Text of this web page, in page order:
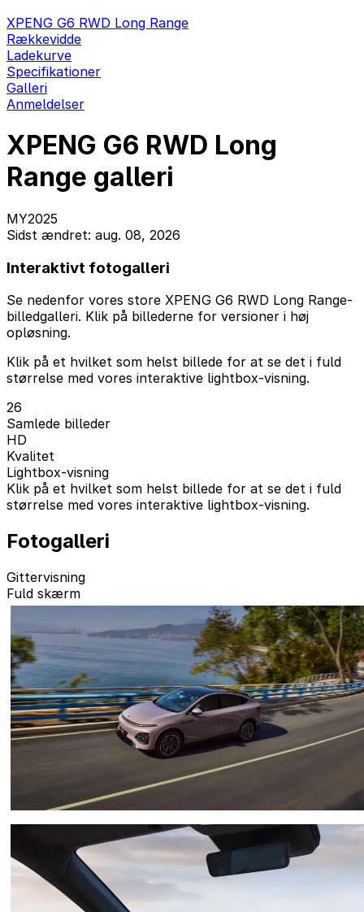
XPENG G6 RWD Long Range
Rækkevidde
Ladekurve
Specifikationer
Galleri
Anmeldelser
XPENG G6 RWD Long
Range galleri
MY2025
Sidst ændret: aug. 08, 2026
Interaktivt fotogalleri
Se nedenfor vores store XPENG G6 RWD Long Range-
billedgalleri. Klik på billederne for versioner i høj
opløsning.
Klik på et hvilket som helst billede for at se det i fuld
størrelse med vores interaktive lightbox-visning.
26
Samlede billeder
HD
Kvalitet
Lightbox-visning
Klik på et hvilket som helst billede for at se det i fuld
størrelse med vores interaktive lightbox-visning.
Fotogalleri
Gittervisning
Fuld skærm